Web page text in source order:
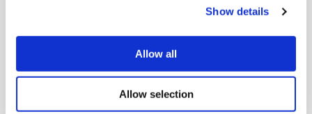
Show details
Allow all
Allow selection